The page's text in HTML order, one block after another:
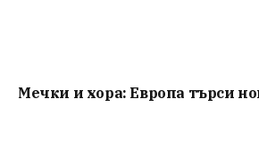
Мечки и хора: Европа търси